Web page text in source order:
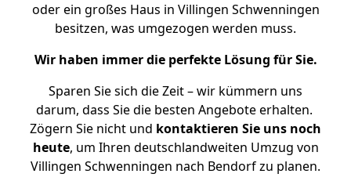
oder ein großes Haus in Villingen Schwenningen
besitzen, was umgezogen werden muss.
Wir haben immer die perfekte Lösung für Sie.
Sparen Sie sich die Zeit – wir kümmern uns
darum, dass Sie die besten Angebote erhalten.
Zögern Sie nicht und kontaktieren Sie uns noch
heute, um Ihren deutschlandweiten Umzug von
Villingen Schwenningen nach Bendorf zu planen.